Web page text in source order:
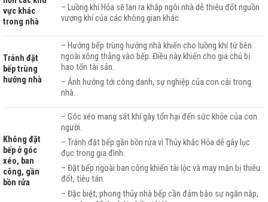
vực khác
trong nhà
– Luồng khí Hỏa sẽ lan ra khắp ngôi nhà dễ thiêu đốt nguồn
vượng khí của các không gian khác.
Tránh đặt
bếp trùng
hướng nhà
– Hướng bếp trùng hướng nhà khiến cho luồng khí từ bên
ngoài xông thẳng vào bếp. Điều này khiến cho gia chủ bị
hao tổn tài sản.
– Ảnh hưởng tới công danh, sự nghiệp của con cái trong
nhà.
Không đặt
bếp ở góc
xéo, ban
công, gần
bồn rửa
– Góc xéo mang sát khí gây tổn hại đến sức khỏe của con
người.
– Tránh đặt bếp gần bồn rửa vì Thủy khắc Hỏa dễ gây lục
đục trong gia đình.
– Đặt bếp ngoài ban công khiến tài lộc và may mắn bị thiêu
đốt, tiêu tán.
– Đặc biệt, phong thủy nhà bếp cần đảm bảo sự ngăn nắp,